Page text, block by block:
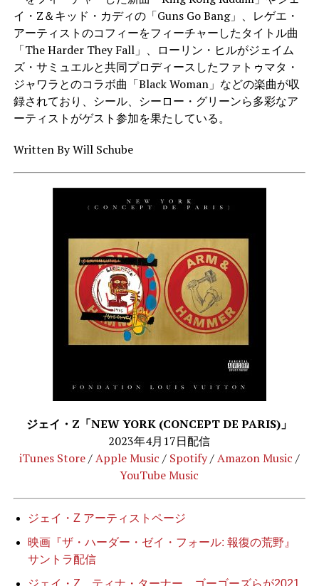
イ・Z＆キッド・カディの「Guns Go Bang」、レゲエ・
アーティストのコフィーをフィーチャーしたタイトル曲
「The Harder They Fall」、ローリン・ヒルがジェイム
ズ・サミュエルと共同プロディースしたファトゥマタ・
ジャワラとのコラボ曲「Black Woman」などの楽曲が収
録されており、シール、シーロー・グリーンら多彩なア
ーティストがゲスト参加を果たしている。
Written By Will Schube
ジェイ・Z「NEW YORK (CONCEPT DE PARIS)」
2023年4月17日配信
iTunes Store/Apple Music /Spotify/Amazon Music /
YouTube Music
ジェイ・Z アーティストページ
映画『ザ・ハーダー・ゼイ・フォール: 報復の荒野』
サントラ配信
ジェイ・Z、ティナ・ターナー、ゴーゴーズらが2021